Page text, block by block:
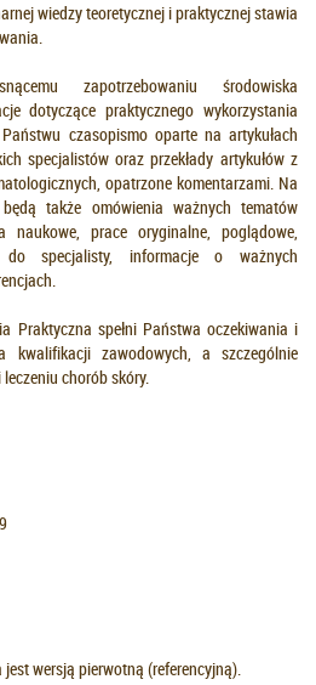
wiedzy teoretycznej i praktycznej stawia
zapotrzebowaniu środowiska
dotyczące praktycznego wykorzystania
czasopismo oparte na artykułach
specjalistów oraz przekłady artykułów z
opatrzone komentarzami. Na
także omówienia ważnych tematów
naukowe, prace oryginalne, poglądowe,
specjalisty, informacje o ważnych
Praktyczna spełni Państwa oczekiwania i
kwalifikacji zawodowych, a szczególnie
chorób skóry.
wersją pierwotną (referencyjną).